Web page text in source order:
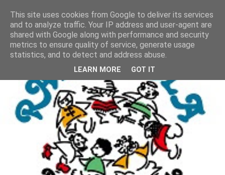
This site uses cookies from Google to deliver its services
and to analyze traffic. Your IP address and user-agent are
shared with Google along with performance and security
metrics to ensure quality of service, generate usage
statistics, and to detect and address abuse.
LEARN MORE GOT IT